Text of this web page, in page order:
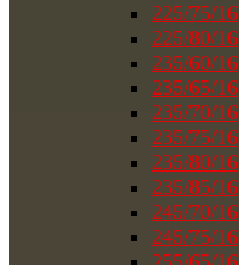
225/75/16
225/80/16
235/60/16
235/65/16
235/70/16
235/75/16
235/80/16
235/85/16
245/70/16
245/75/16